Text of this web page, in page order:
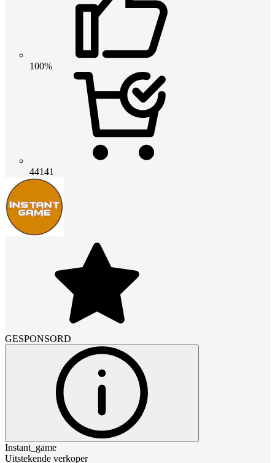
100%
44141
GESPONSORD
Instant_game
Uitstekende verkoper